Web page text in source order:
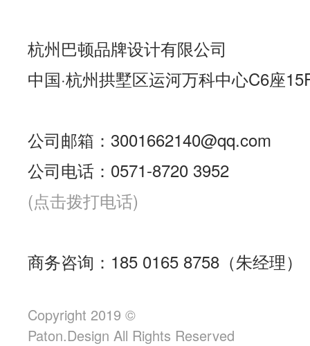
杭州巴顿品牌设计有限公司
中国·杭州拱墅区运河万科中心C6座
公司邮箱：3001662140@qq.com
公司电话：0571-8720 3952
(点击拨打电话)
商务咨询：185 0165 8758（朱经理）
Copyright 2019 ©
Paton.Design All Rights Reserved